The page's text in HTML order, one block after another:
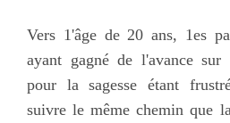
Vers 1'âge de 20 ans, 1es
ayant gagné de l'avance
pour la sagesse étant
suivre le même chemin que